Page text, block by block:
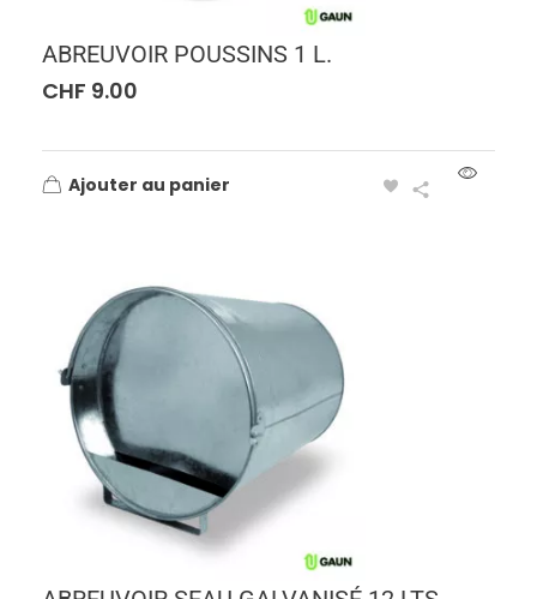
ABREUVOIR POUSSINS 1 L.
CHF 9.00
Ajouter au panier